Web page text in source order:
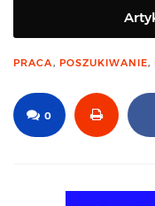
PRACA, POSZUKIWANIE,
0